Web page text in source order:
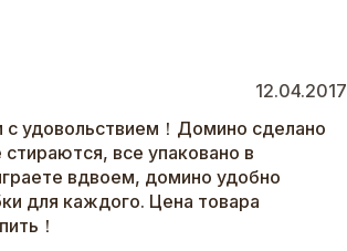
12.04.2017
удовольствием！Домино сделано
все упаковано в
вдвоем, домино удобно
для каждого. Цена товара
！